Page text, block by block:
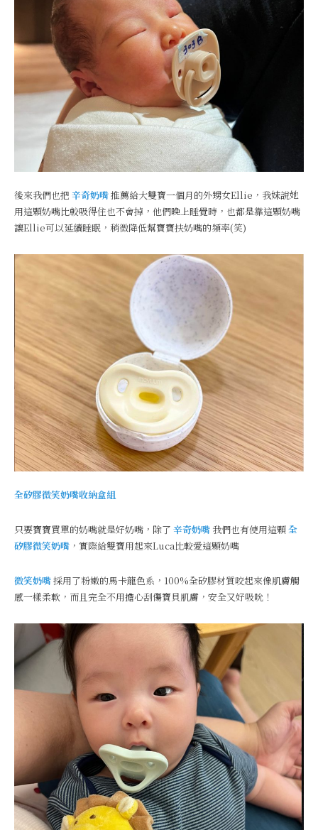
後來我們也把 辛奇奶嘴推薦給大雙寶一個月的外甥女Ellie，我妹說她
用這顆奶嘴比較吸得住也不會掉，他們晚上睡覺時，也都是靠這顆奶嘴
讓Ellie可以延續睡眠，稍微降低幫寶寶扶奶嘴的頻率(笑)
全矽膠微笑奶嘴收納盒組
只要寶寶買單的奶嘴就是好奶嘴，除了 辛奇奶嘴 我們也有使用這顆全
矽膠微笑奶嘴 ，實際給雙寶用起來Luca比較愛這顆奶嘴
微笑奶嘴採用了粉嫩的馬卡龍色系，100%全矽膠材質咬起來像肌膚觸
感一樣柔軟，而且完全不用擔心刮傷寶貝肌膚，安全又好吸吮！